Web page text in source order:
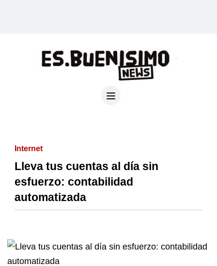
Internet
Lleva tus cuentas al día sin
esfuerzo: contabilidad
automatizada